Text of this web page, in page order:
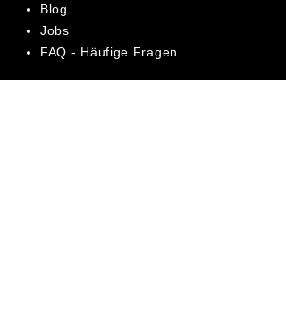
Blog
Jobs
FAQ - Häufige Fragen